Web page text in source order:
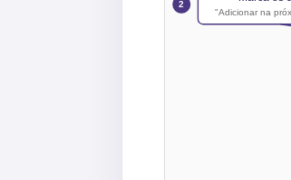
2
"Adicionar na